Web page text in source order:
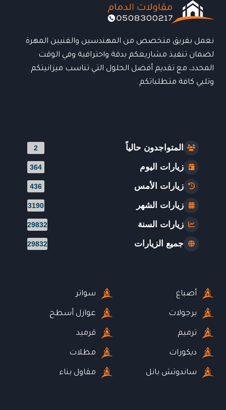
بأعلى
جودة
نعمل بفريق متخصص من المهندسين والفنيين المهرة
لضمان تنفيذ مشاريعكم بدقة واحترافية وفي الوقت
المحدد، مع تقديم أفضل الحلول التي تناسب ميزانيتكم
وتلبي كافة متطلباتكم.
المتواجدون حالياً 2
زيارات اليوم 364
زيارات الأمس 436
زيارات الشهر 3190
زيارات السنة 29832
جميع الزيارات 29832
أصباغ
برجولات
ترميم
ديكورات
ساندوتش بانل
سواتر
عوازل أسطح
قرميد
مظلات
مقاول بناء